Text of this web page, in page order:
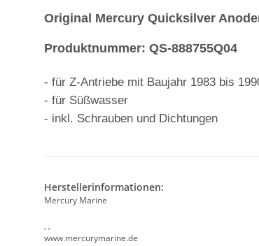
Original Mercury Quicksilver
Produktnummer: QS-888755Q04
- für Z-Antriebe mit Baujahr 1983 bis
- für Süßwasser
- inkl. Schrauben und Dichtungen
Herstellerinformationen:
Mercury Marine
, ,
www.mercurymarine.de